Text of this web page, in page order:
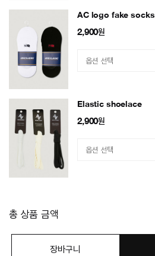
AC logo fake socks
2,900원
Elastic shoelace
2,900원
총 상품 금액
장바구니